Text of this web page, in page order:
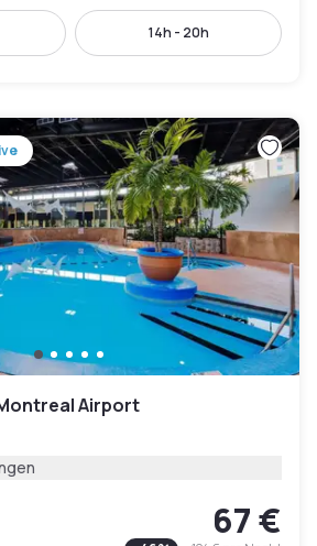
14h - 20h
Airport
67 €